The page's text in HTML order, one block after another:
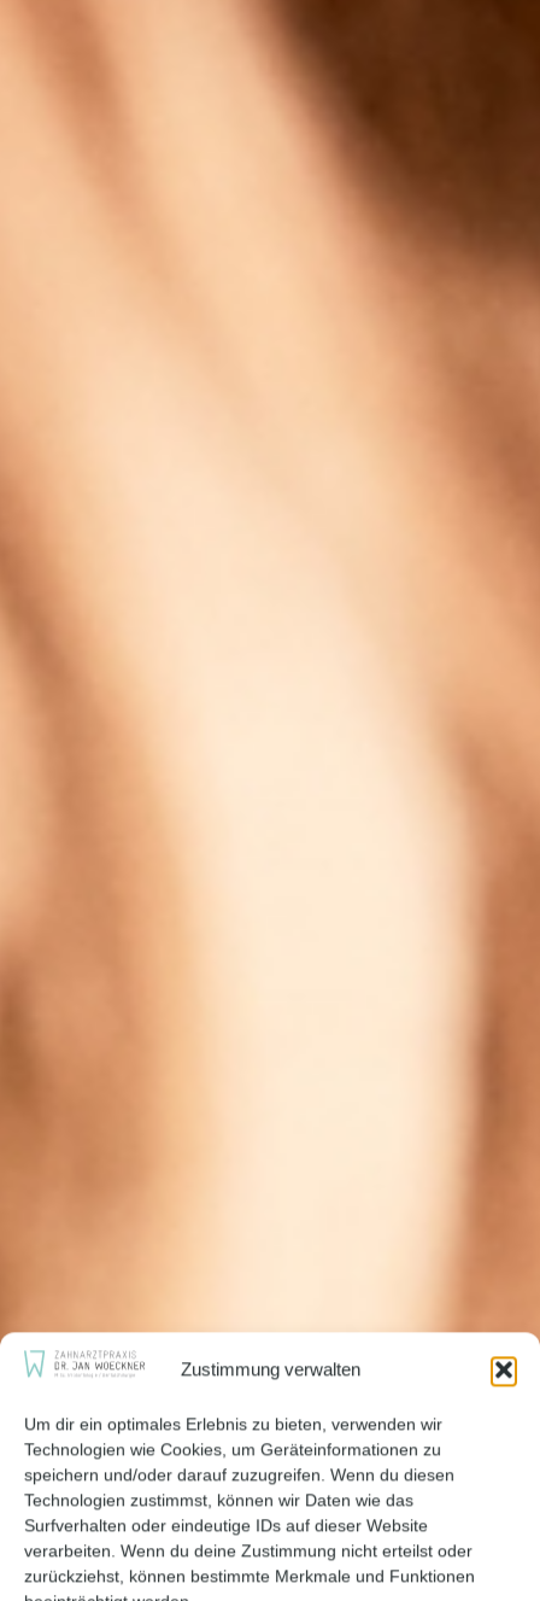
Zustimmung verwalten
Um dir ein optimales Erlebnis zu bieten, verwenden wir
Technologien wie Cookies, um Geräteinformationen zu
speichern und/oder darauf zuzugreifen. Wenn du diesen
Technologien zustimmst, können wir Daten wie das
Surfverhalten oder eindeutige IDs auf dieser Website
verarbeiten. Wenn du deine Zustimmung nicht erteilst oder
zurückziehst, können bestimmte Merkmale und Funktionen